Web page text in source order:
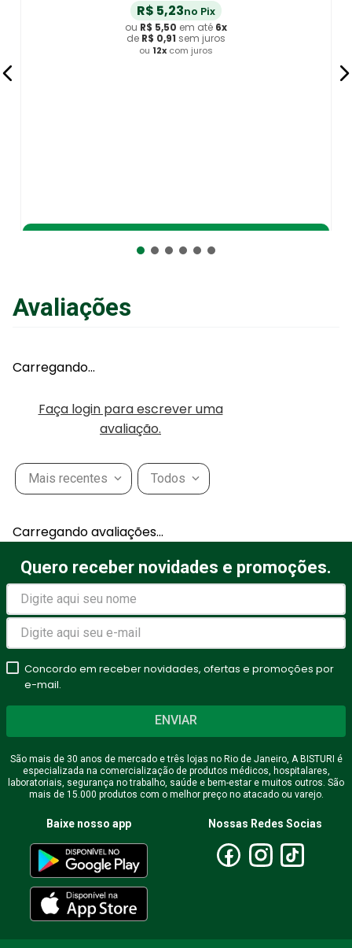
R$ 5,23no Pix
ou R$ 5,50 em até 6x
de R$ 0,91 sem juros
ou 12x com juros
Avaliações
Carregando…
Faça login para escrever uma
avaliação.
Mais recentes Todos
Carregando avaliações…
Quero receber novidades e promoções.
Concordo em receber novidades, ofertas e promoções por
e-mail.
ENVIAR
São mais de 30 anos de mercado e três lojas no Rio de Janeiro, A BISTURI é
especializada na comercialização de produtos médicos, hospitalares,
laboratoriais, segurança no trabalho, saúde e bem-estar e muitos outros. São
mais de 15.000 produtos com o melhor preço no atacado ou varejo.
Baixe nosso app Nossas Redes Socias